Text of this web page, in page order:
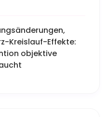
Kreislauf-Effekte:
objektive